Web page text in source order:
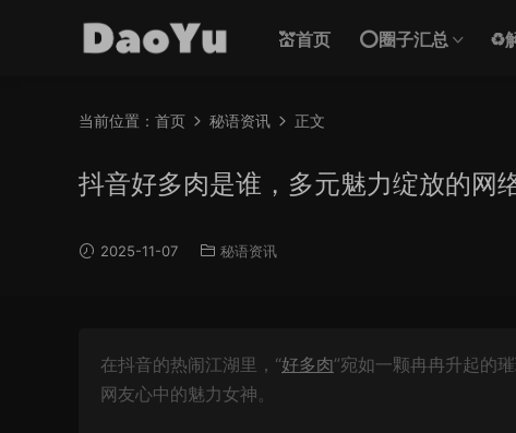
💒首页 ⭕圈子汇总 ♻
当前位置： 首页 秘语资讯 正文
抖音好多肉是谁，多元魅力绽放的网
2025-11-07 秘语资讯
在抖音的热闹江湖里，“好多肉”宛如一颗冉冉升起的
网友心中的魅力女神。